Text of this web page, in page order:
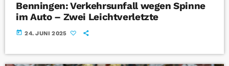
Benningen: Verkehrsunfall wegen Spinne
im Auto – Zwei Leichtverletzte
today 24. JUNI 2025